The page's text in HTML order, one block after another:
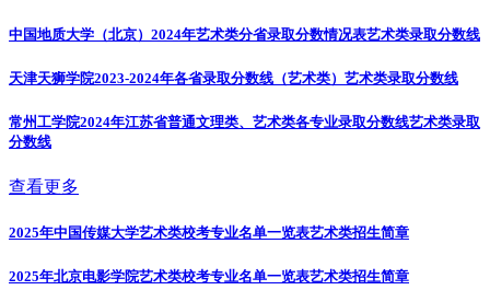
中国地质大学（北京）2024年艺术类分省录取分数情况表艺术类录取分数线
天津天狮学院2023-2024年各省录取分数线（艺术类） 艺术类录取分数线
常州工学院2024年江苏省普通文理类、艺术类各专业录取分数线艺术类录取
分数线
查看更多
2025年中国传媒大学艺术类校考专业名单一览表艺术类招生简章
2025年北京电影学院艺术类校考专业名单一览表艺术类招生简章